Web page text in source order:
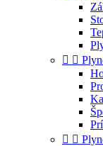
 
 